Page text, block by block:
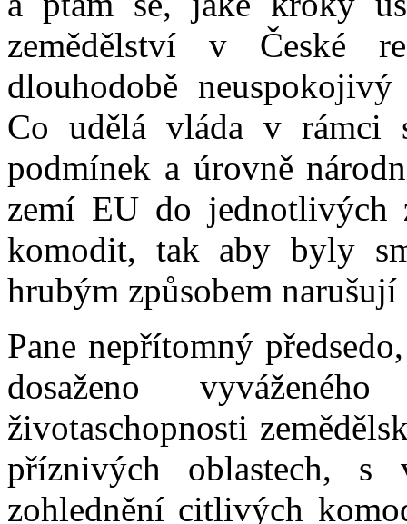
zemědělství v České
dlouhodobě
Co udělá vláda v rámci
podmínek a úrovně
zemí EU do jednotlivých
komodit, tak aby byly
hrubým způsobem
Pane nepřítomný
dosaženo
životaschopnosti
příznivých oblastech, s
zohlednění citlivých